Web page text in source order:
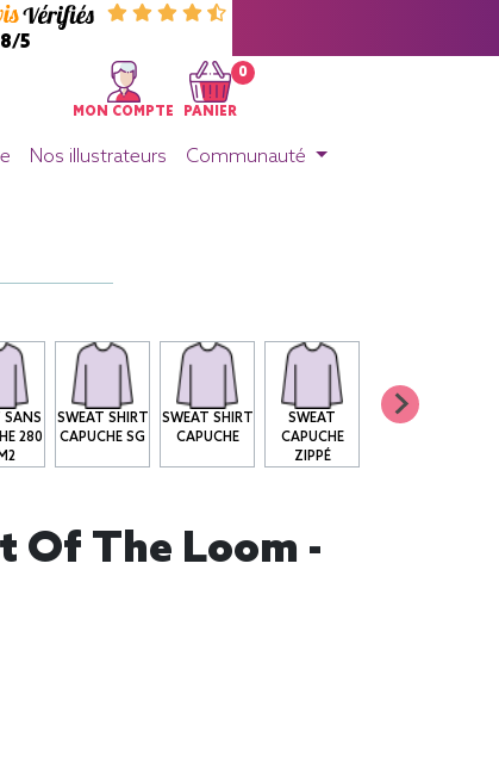
5
MON COMPTE
0
PANIER
Nos illustrateurs Communauté
SANS
280
SWEAT SHIRT
CAPUCHE SG
SWEAT SHIRT
CAPUCHE
SWEAT
CAPUCHE
ZIPPÉ
Of The Loom -